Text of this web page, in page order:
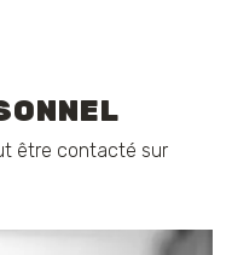
être contacté sur